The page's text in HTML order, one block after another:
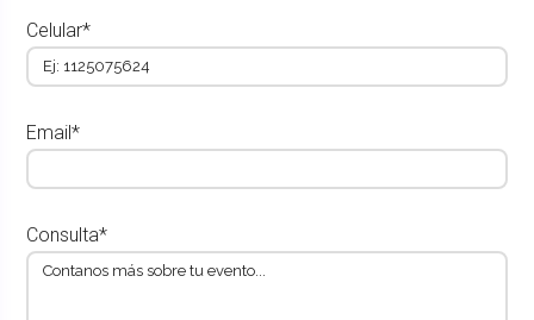
Celular*
Email*
Consulta*